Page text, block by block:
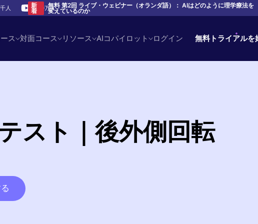
人 100万人
新
着
無料 第2回 ライブ・ウェビナー（オランダ語）： AIはどのように理学療法を
変えているのか
ス 対面コース リソース AIコパイロット ログイン 無料トライアルを
スト｜後外側回転